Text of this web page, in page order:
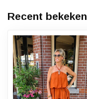
Recent bekeken